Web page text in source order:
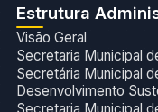
Estrutura
Visão Geral
Secretaria Municipal
Secretária Municipal
Desenvolvimento